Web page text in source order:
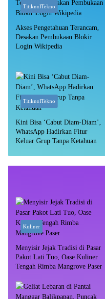
TitiknolTekno
Akses Pengetahuan Terancam,
Desakan Pembukaan Blokir
Login Wikipedia
TitiknolTekno
Kini Bisa ‘Cabut Diam-Diam’,
WhatsApp Hadirkan Fitur
Keluar Grup Tanpa Ketahuan
Kuliner
Menyisir Jejak Tradisi di Pasar
Pakot Lati Tuo, Oase Kuliner
Tengah Rimba Mangrove Paser